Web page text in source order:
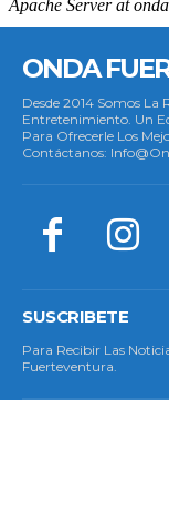
ONDA
Desde 2014 Somos La
Entretenimiento. Un
Para Ofrecerle Los
Contáctanos:
SUSCRIBETE
Para Recibir Las
Fuerteventura.